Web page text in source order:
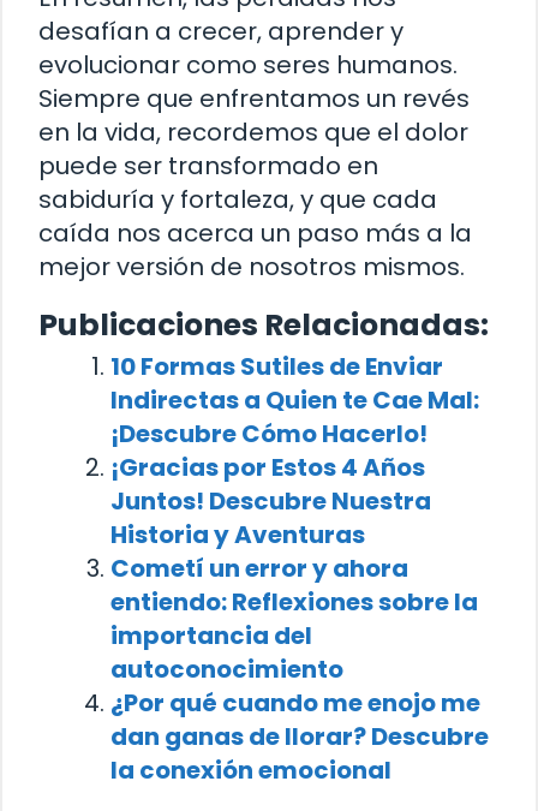
desafían a crecer, aprender y
evolucionar como seres humanos.
Siempre que enfrentamos un revés
en la vida, recordemos que el dolor
puede ser transformado en
sabiduría y fortaleza, y que cada
caída nos acerca un paso más a la
mejor versión de nosotros mismos.
Publicaciones Relacionadas:
10 Formas Sutiles de Enviar
Indirectas a Quien te Cae Mal:
¡Descubre Cómo Hacerlo!
¡Gracias por Estos 4 Años
Juntos! Descubre Nuestra
Historia y Aventuras
Cometí un error y ahora
entiendo: Reflexiones sobre la
importancia del
autoconocimiento
¿Por qué cuando me enojo me
dan ganas de llorar? Descubre
la conexión emocional